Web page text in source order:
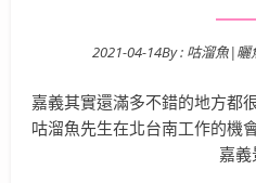
2021-04-14By : 咕溜魚|曬
嘉義其實還滿多不錯的地方都
咕溜魚先生在北台南工作的機
嘉義